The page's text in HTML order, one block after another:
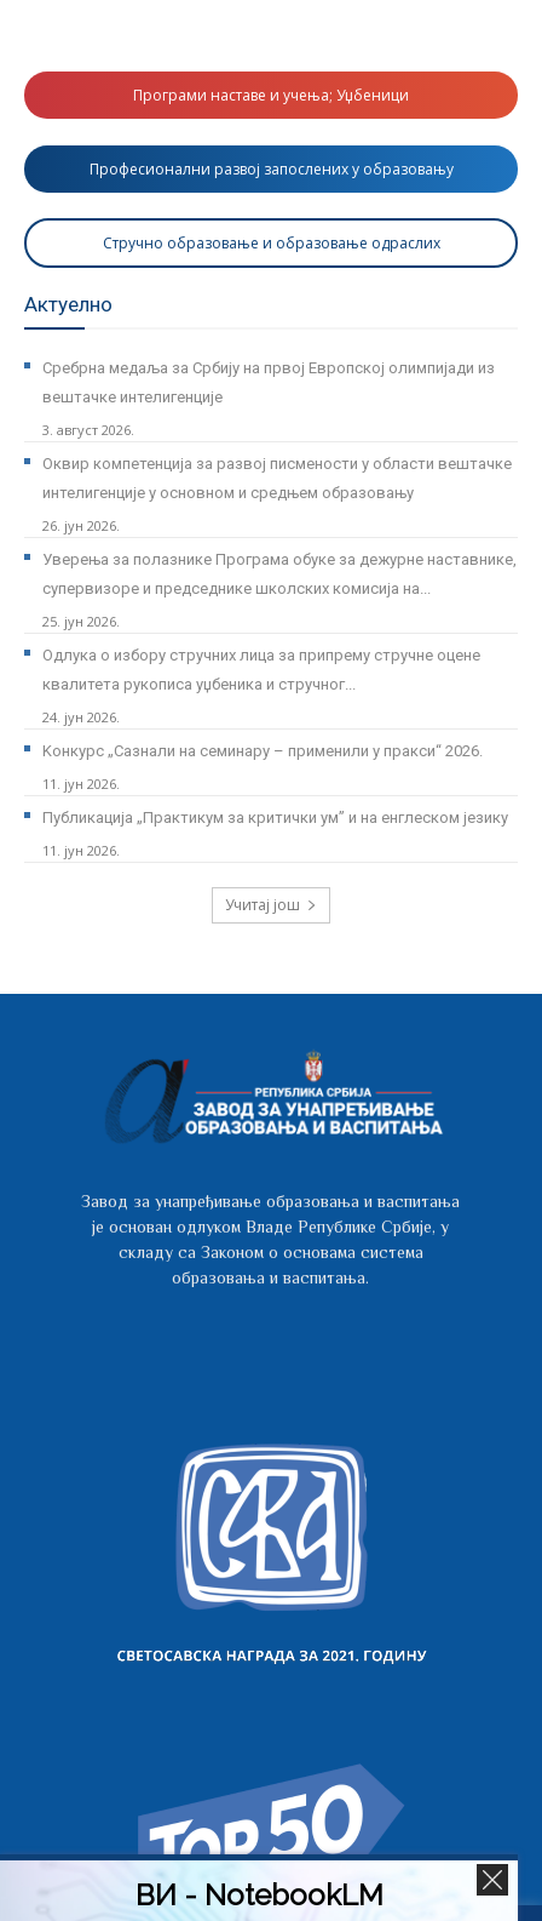
Програми наставе и учења; Уџбеници
Професионални развој запослених у образовању
Стручно образовање и образовање одраслих
Актуелно
Сребрна медаља за Србију на првој Европској олимпијади из
вештачке интелигенције
3. август 2026.
Оквир компетенција за развој писмености у области вештачке
интелигенције у основном и средњем образовању
26. јун 2026.
Уверења за полазнике Програмa обуке за дежурне наставнике,
супервизоре и председнике школских комисија на...
25. јун 2026.
Одлука о избору стручних лица за припрему стручне оцене
квалитета рукописа уџбеника и стручног...
24. јун 2026.
Kонкурс „Сазнали на семинару – применили у пракси“ 2026.
11. јун 2026.
Публикација „Практикум за критички ум” и на енглеском језику
11. јун 2026.
Учитај још
Завод за унапређивање образовања и васпитања
је основан одлуком Владе Републике Србије, у
складу са Законом о основама система
образовања и васпитања.
ВИ - NotebookLM